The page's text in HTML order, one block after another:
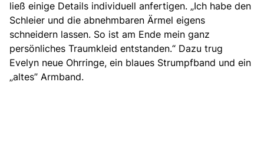
ließ einige Details individuell anfertigen. „Ich habe den
Schleier und die abnehmbaren Ärmel eigens
schneidern lassen. So ist am Ende mein ganz
persönliches Traumkleid entstanden.“ Dazu trug
Evelyn neue Ohrringe, ein blaues Strumpfband und ein
„altes” Armband.